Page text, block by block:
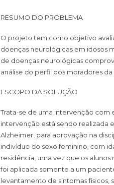
RESUMO DO PROBLEMA
O projeto tem como objetivo
doenças neurológicas em idosos
de doenças neurológicas
análise do perfil dos moradores
ESCOPO DA SOLUÇÃO
Trata-se de uma intervenção com
intervenção está sendo realizada
Alzheimer, para aprovação na
indivíduo do sexo feminino, com
residência, uma vez que os
foi aplicada somente a um
levantamento de sintomas